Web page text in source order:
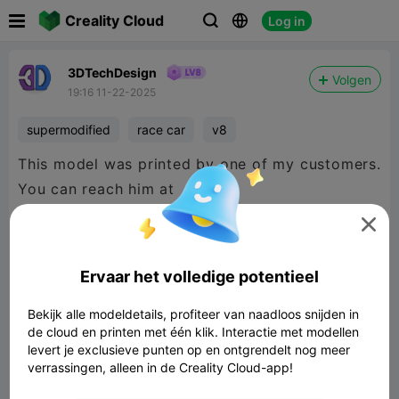
Creality Cloud   Log in
3DTechDesign
19:16 11-22-2025
Volgen
supermodified race car v8
This model was printed by one of my customers.
You can reach him at
https://roncoon.com/

Ervaar het volledige potentieel
Bekijk alle modeldetails, profiteer van naadloos snijden in
de cloud en printen met één klik. Interactie met modellen
levert je exclusieve punten op en ontgrendelt nog meer
verrassingen, alleen in de Creality Cloud-app!